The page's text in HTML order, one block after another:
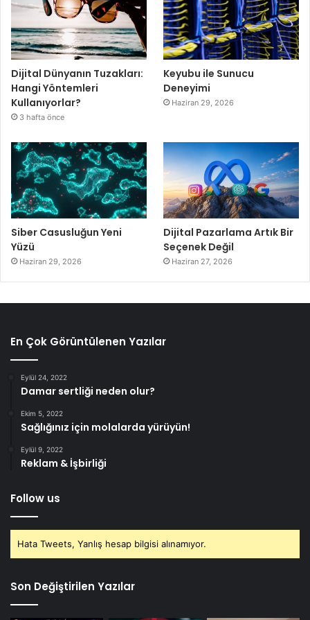
Dijital Dünyanın Tuzakları:
Hangi Yöntemleri
Kullanıyorlar?
3 hafta önce
Keyubu ile Sunucu
Deneyimi
Haziran 29, 2026
Siber Casusluğun Yeni
Yüzü
Haziran 29, 2026
Dijital Pazarlama Artık Bir
Seçenek Değil
Haziran 27, 2026
En Çok Görüntülenen Yazılar
Eylül 24, 2022
Damar sertliği neden olur?
Ekim 5, 2022
Sağlığınız için molalarda yürüyün!
Eylül 9, 2022
Reklam & İşbirliği
Follow us
Hata Tweets, Yanlış hesap bilgisi alınamıyor.
Son Değiştirilen Yazılar